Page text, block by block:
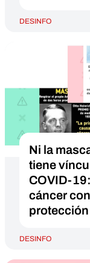
DESINFO
Ni la
tiene
COVID-
cáncer
DESINFO